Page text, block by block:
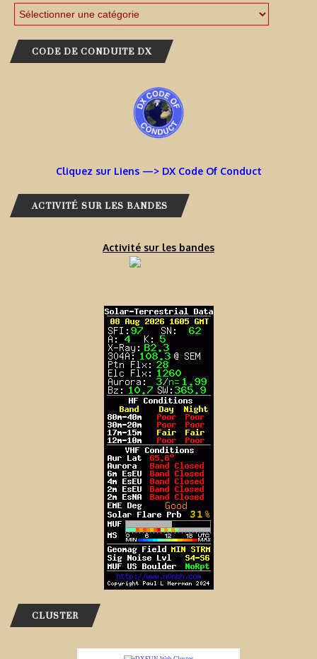
CODE DE CONDUITE DX
Cliquez sur Liens —> DX Code Of Conduct
ACTIVITÉ SUR LES BANDES
Activité sur les bandes
CLUSTER